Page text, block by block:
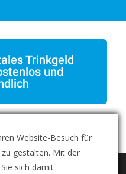
Trinkgeld
und
Website-Besuch für
gestalten. Mit der
sich damit